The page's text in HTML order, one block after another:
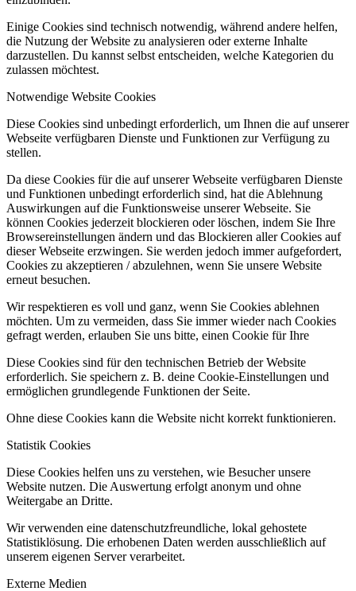
Einige Cookies sind technisch notwendig, während andere helfen,
die Nutzung der Website zu analysieren oder externe Inhalte
darzustellen. Du kannst selbst entscheiden, welche Kategorien du
zulassen möchtest.
Notwendige Website Cookies
Diese Cookies sind unbedingt erforderlich, um Ihnen die auf unserer
Webseite verfügbaren Dienste und Funktionen zur Verfügung zu
stellen.
Da diese Cookies für die auf unserer Webseite verfügbaren Dienste
und Funktionen unbedingt erforderlich sind, hat die Ablehnung
Auswirkungen auf die Funktionsweise unserer Webseite. Sie
können Cookies jederzeit blockieren oder löschen, indem Sie Ihre
Browsereinstellungen ändern und das Blockieren aller Cookies auf
dieser Webseite erzwingen. Sie werden jedoch immer aufgefordert,
Cookies zu akzeptieren / abzulehnen, wenn Sie unsere Website
erneut besuchen.
Wir respektieren es voll und ganz, wenn Sie Cookies ablehnen
möchten. Um zu vermeiden, dass Sie immer wieder nach Cookies
gefragt werden, erlauben Sie uns bitte, einen Cookie für Ihre
Diese Cookies sind für den technischen Betrieb der Website
erforderlich. Sie speichern z. B. deine Cookie-Einstellungen und
ermöglichen grundlegende Funktionen der Seite.
Ohne diese Cookies kann die Website nicht korrekt funktionieren.
Statistik Cookies
Diese Cookies helfen uns zu verstehen, wie Besucher unsere
Website nutzen. Die Auswertung erfolgt anonym und ohne
Weitergabe an Dritte.
Wir verwenden eine datenschutzfreundliche, lokal gehostete
Statistiklösung. Die erhobenen Daten werden ausschließlich auf
unserem eigenen Server verarbeitet.
Externe Medien